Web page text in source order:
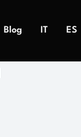
Blog IT ES